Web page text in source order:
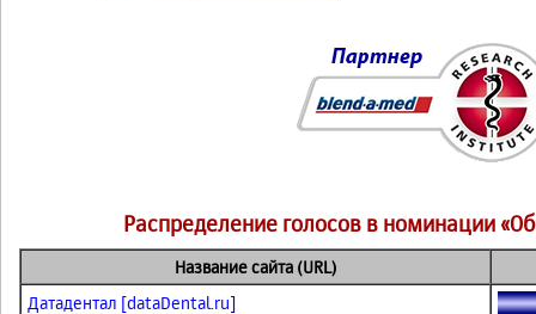
Распределение голосов в номинации
Название сайта (URL)
Датадентал [dataDental.ru]